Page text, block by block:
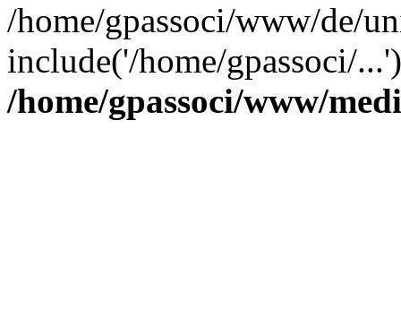
/home/gpassoci/www/de/
include('/home/gpassoci/
/home/gpassoci/www/